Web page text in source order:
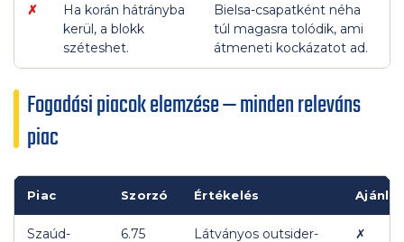
✗
Ha korán hátrányba
kerül, a blokk
széteshet.
Bielsa-csapatként néha
túl magasra tolódik, ami
átmeneti kockázatot ad.
Fogadási piacok elemzése — minden releváns
piac
Piac Szorzó Értékelés Ajánlás
Szaúd-
6.75
Látványos outsider-
✗